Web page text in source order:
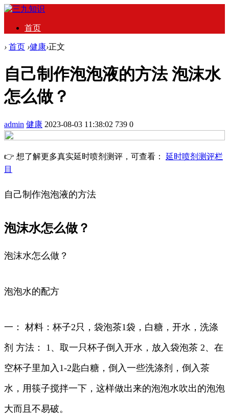
首页
› 首页 ›健康›正文
自己制作泡泡液的方法 泡沫水
怎么做？
admin 健康 2023-08-03 11:38:02 739 0
👉 想了解更多真实延时喷剂测评，可查看： 延时喷剂测评栏
目
自己制作泡泡液的方法
泡沫水怎么做？
泡沫水怎么做？
泡泡水的配方
一： 材料：杯子2只，袋泡茶1袋，白糖，开水，洗涤
剂 方法： 1、取一只杯子倒入开水，放入袋泡茶 2、在
空杯子里加入1-2匙白糖，倒入一些洗涤剂，倒入茶
水，用筷子搅拌一下，这样做出来的泡泡水吹出的泡泡
大而且不易破。